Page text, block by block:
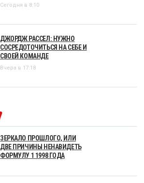
Сегодня в 8:10
ДЖОРДЖ РАССЕЛ: НУЖНО
СОСРЕДОТОЧИТЬСЯ НА СЕБЕ И
СВОЕЙ КОМАНДЕ
Вчера в 17:18
ЗЕРКАЛО ПРОШЛОГО, ИЛИ
ДВЕ ПРИЧИНЫ НЕНАВИДЕТЬ
ФОРМУЛУ 1 1998 ГОДА